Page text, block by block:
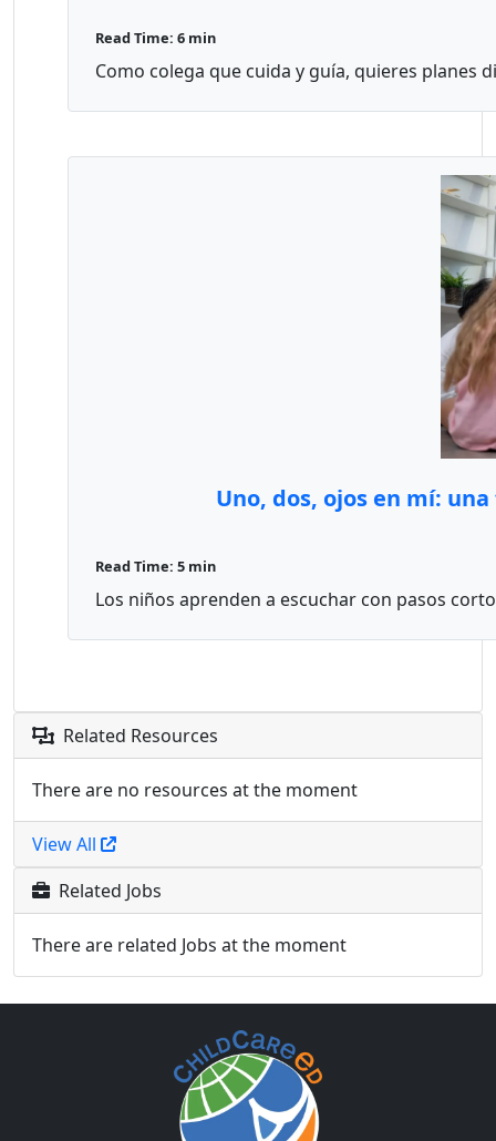
Read Time: 6 min
Como colega que cuida y guía, quieres planes
Uno, dos, ojos en mí:
Read Time: 5 min
Los niños aprenden a escuchar con pasos
Related Resources
There are no resources at the moment
View All
Related Jobs
There are related Jobs at the moment